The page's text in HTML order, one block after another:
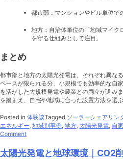
都市部：マンションやビル単位で
地方：自治体単位の「地域マイク
を守る仕組みとして注目。
まとめ
都市部と地方の太陽光発電は、それぞれ異な
ペースが限られる分、小規模でも効率的な自
を活かした大規模発電や農業との両立が進み
を踏まえ、自宅や地域に合った設置方法を選
Posted in 体験談Tagged ソーラーシェアリン
エネルギー, 地域別事例, 地方, 太陽光発電, 自
Commenton
市
部
太陽光発電と地球環境｜CO2